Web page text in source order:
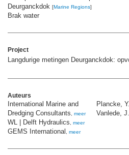
Deurganckdok [Marine Regions]
Brak water
Project
Langdurige metingen Deurganckdok:
Auteurs
International Marine and
Dredging Consultants
meer
WL | Delft Hydraulics meer
GEMS International meer
Plancke, Y.
Vanlede, J.